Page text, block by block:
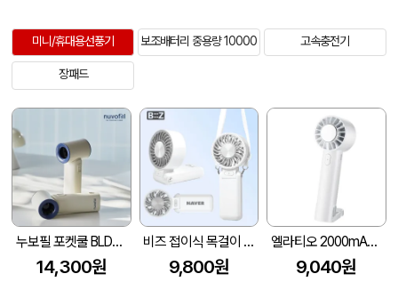
미니/휴대용선풍기 보조배터리 중용량 10000 고속충전기
장패드
누보필 포켓쿨 BLDC모터 초소형 핸디선풍기 4500mAh
14,300원
비즈 접이식 목걸이 펠티어 냉각 에어컨 선풍기 5000mAh
9,800원
엘라티오 2000mAh 쿨링 휴대용 선풍기
9,040원